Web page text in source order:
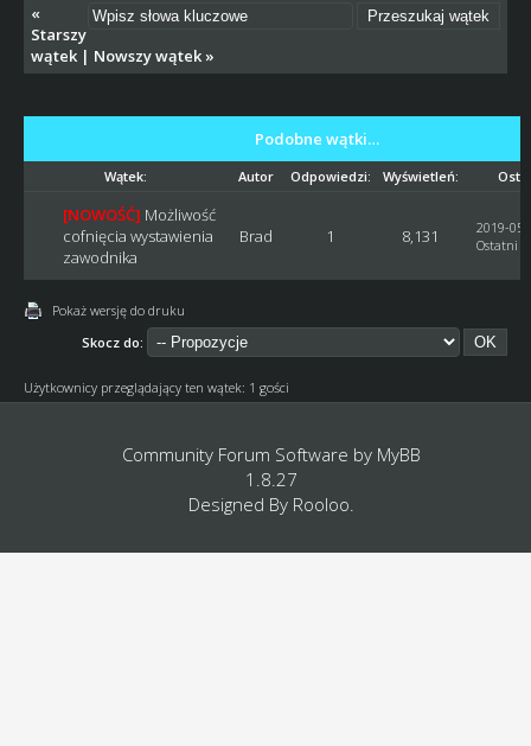
«
Starszy
wątek| Nowszy wątek»
Podobne wątki…
Wątek: Autor Odpowiedzi: Wyświetleń:
[NOWOŚĆ] Możliwość
cofnięcia wystawienia
zawodnika
Brad 1 8,131
2019-
Ostatni
Pokaż wersję do druku
Skocz do:
Użytkownicy przeglądający ten wątek: 1 gości
Community Forum Software by MyBB
1.8.27
Designed By Rooloo